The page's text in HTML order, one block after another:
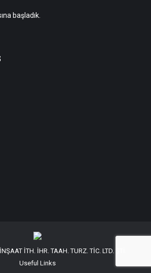
başladık.
İTH. İHR. TAAH. TURZ. TİC. LTD. ŞTİ.
Useful Links